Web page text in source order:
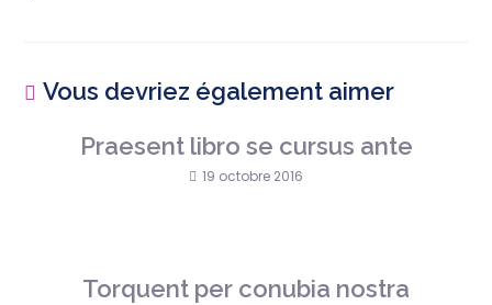
Vous devriez également aimer
Praesent libro se cursus ante
19 octobre 2016
Torquent per conubia nostra